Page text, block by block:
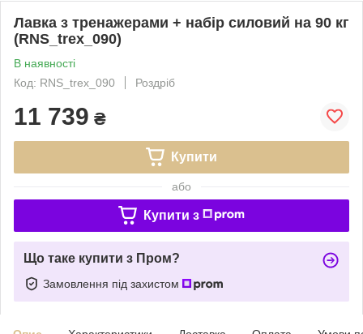
Лавка з тренажерами + набір силовий на 90 кг
(RNS_trex_090)
В наявності
Код: RNS_trex_090
Роздріб
11 739 ₴
Купити
або
Купити з
Що таке купити з Пром?
Замовлення під захистом